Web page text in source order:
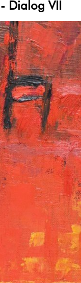
- Dialog VII